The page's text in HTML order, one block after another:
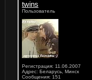
twins
Пользователь
Регистрация: 11.06.2007
Адрес: Беларусь, Минск
Сообщения: 151